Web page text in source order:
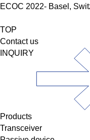
ECOC 2022- Basel,
TOP
Contact us
INQUIRY
Products
Transceiver